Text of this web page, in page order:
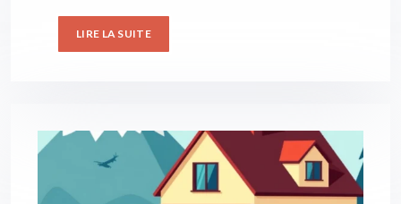
LIRE LA SUITE